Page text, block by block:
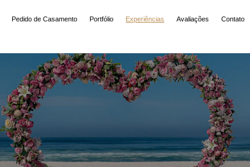
Pedido de Casamento Portfólio Experiências Avaliações Contato